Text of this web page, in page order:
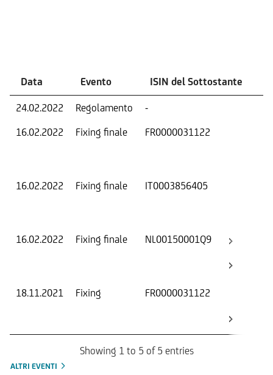
Data Evento ISIN del Sottostante
24.02.2022 Regolamento -
16.02.2022
Fixing finale FR0000031122
16.02.2022
Fixing finale IT0003856405
16.02.2022
Fixing finale NL00150001Q9
18.11.2021
Fixing FR0000031122
Showing 1 to 5 of 5 entries
ALTRI EVENTI